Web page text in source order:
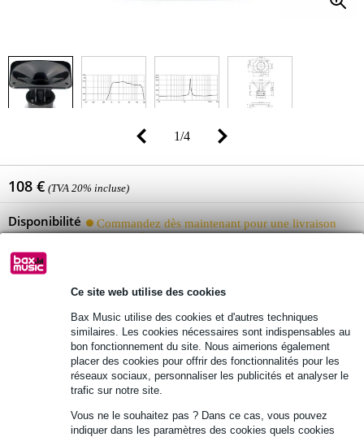
Ce site web utilise des cookies
Bax Music utilise des cookies et d'autres techniques
similaires. Les cookies nécessaires sont indispensables au
bon fonctionnement du site. Nous aimerions également
placer des cookies pour offrir des fonctionnalités pour les
réseaux sociaux, personnaliser les publicités et analyser le
trafic sur notre site.
Vous ne le souhaitez pas ? Dans ce cas, vous pouvez
indiquer dans les paramètres des cookies quels cookies
1/4
108 € (TVA 20% incluse)
Disponibilité
Commandez dès maintenant pour une livraison
sous environ 7 jours ouvrés
Ajouter au panier
Livraison gratuite
Retours gratuits